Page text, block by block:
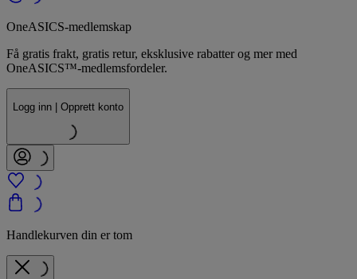
OneASICS-medlemskap
Få gratis frakt, gratis retur, eksklusive rabatter og mer med
OneASICS™-medlemsfordeler.
Logg inn | Opprett konto
Handlekurven din er tom